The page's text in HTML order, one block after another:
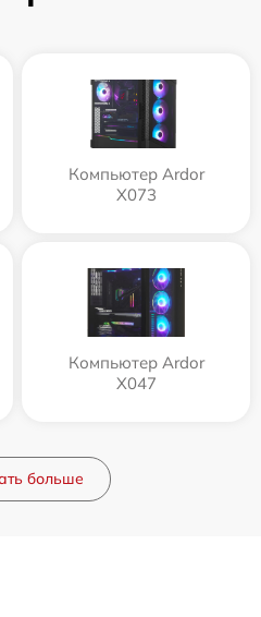
Компьютер Ardor
X073
Компьютер Ardor
X047
больше